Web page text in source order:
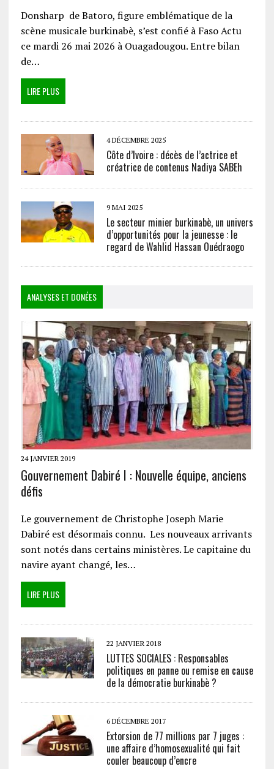
Donsharp de Batoro, figure emblématique de la
scène musicale burkinabè, s’est confié à Faso Actu
ce mardi 26 mai 2026 à Ouagadougou. Entre bilan
de…
LIRE PLUS
4 DÉCEMBRE 2025
Côte d’Ivoire : décès de l’actrice et
créatrice de contenus Nadiya SABEh
9 MAI 2025
Le secteur minier burkinabè, un univers
d’opportunités pour la jeunesse : le
regard de Wahlid Hassan Ouédraogo
ANALYSES ET DONÉES
24 JANVIER 2019
Gouvernement Dabiré I : Nouvelle équipe, anciens
défis
Le gouvernement de Christophe Joseph Marie
Dabiré est désormais connu. Les nouveaux arrivants
sont notés dans certains ministères. Le capitaine du
navire ayant changé, les…
LIRE PLUS
22 JANVIER 2018
LUTTES SOCIALES : Responsables
politiques en panne ou remise en cause
de la démocratie burkinabè ?
6 DÉCEMBRE 2017
Extorsion de 77 millions par 7 juges :
une affaire d’homosexualité qui fait
couler beaucoup d’encre